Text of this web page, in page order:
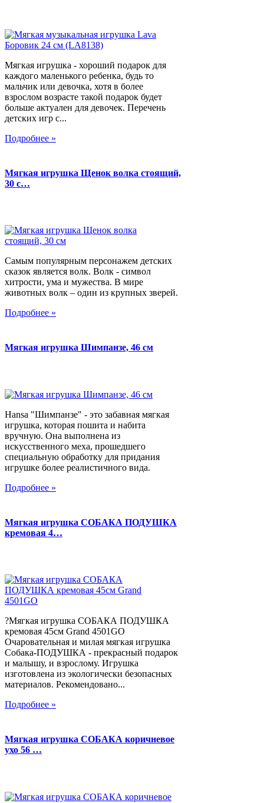
Мягкая игрушка - хороший подарок для
каждого маленького ребенка, будь то
мальчик или девочка, хотя в более
взрослом возрасте такой подарок будет
больше актуален для девочек. Перечень
детских игр с...
Подробнее »
Мягкая игрушка Щенок волка стоящий,
30 с…
Самым популярным персонажем детских
сказок является волк. Волк - символ
хитрости, ума и мужества. В мире
животных волк – один из крупных зверей.
Подробнее »
Мягкая игрушка Шимпанзе, 46 см
Hansa "Шимпанзе" - это забавная мягкая
игрушка, которая пошита и набита
вручную. Она выполнена из
искусственного меха, прошедшего
специальную обработку для придания
игрушке более реалистичного вида.
Подробнее »
Мягкая игрушка СОБАКА ПОДУШКА
кремовая 4…
?Мягкая игрушка СОБАКА ПОДУШКА
кремовая 45см Grand 4501GO
Очаровательная и милая мягкая игрушка
Собака-ПОДУШКА - прекрасный подарок
и малышу, и взрослому. Игрушка
изготовлена из экологически безопасных
материалов. Рекомендовано...
Подробнее »
Мягкая игрушка СОБАКА коричневое
ухо 56 …